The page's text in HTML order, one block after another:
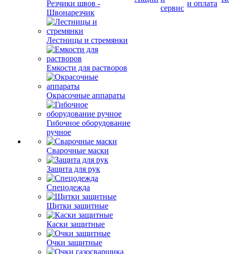
Резчики швов -
Швонарезчик
Лестницы и стремянки
Емкости для растворов
Окрасочные аппараты
Гибочное оборудование
ручное
Сварочные маски
Защита для рук
Спецодежда
Щитки защитные
Каски защитные
Очки защитные
Акции и
сервис
и оплата